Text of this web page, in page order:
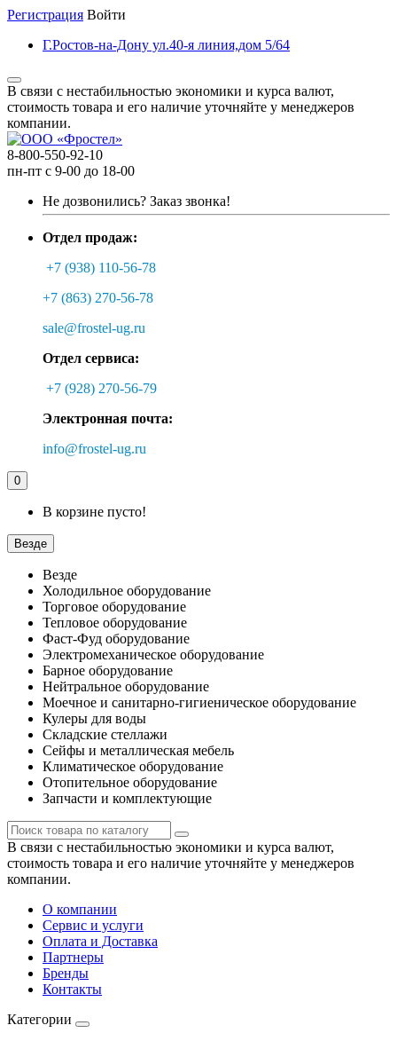
Регистрация Войти
Г.Ростов-на-Дону ул.40-я линия,дом 5/64
В связи с нестабильностью экономики и курса валют,
стоимость товара и его наличие уточняйте у менеджеров
компании.
8-800-550-92-10
пн-пт с 9-00 до 18-00
Не дозвонились? Заказ звонка!
Отдел продаж:
+7 (938) 110-56-78
+7 (863) 270-56-78
sale@frostel-ug.ru
Отдел сервиса:
+7 (928) 270-56-79
Электронная почта:
info@frostel-ug.ru
0
В корзине пусто!
Везде
Везде
Холодильное оборудование
Торговое оборудование
Тепловое оборудование
Фаст-Фуд оборудование
Электромеханическое оборудование
Барное оборудование
Нейтральное оборудование
Моечное и санитарно-гигиеническое оборудование
Кулеры для воды
Складские стеллажи
Сейфы и металлическая мебель
Климатическое оборудование
Отопительное оборудование
Запчасти и комплектующие
В связи с нестабильностью экономики и курса валют,
стоимость товара и его наличие уточняйте у менеджеров
компании.
О компании
Сервис и услуги
Оплата и Доставка
Партнеры
Бренды
Контакты
Категории